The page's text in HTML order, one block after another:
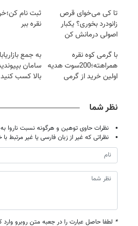
تا کی می‌خوای قرص
زانودرد بخوری؟ یکبار
اصولی درمانش کن
ثبت نام
نقره ببر
با گرمی کوه نقره
همراهته؛200سوت هدیه
اولین خرید از گرمی
به جمع
سامان
بالا کسب کنید
نظر شما
نظرات حاوی توهین و هرگونه نسبت
نظراتی که غیر از زبان فارسی یا غیر مرتبط
* لطفا حاصل عبارت را در جعبه متن روبرو وارد